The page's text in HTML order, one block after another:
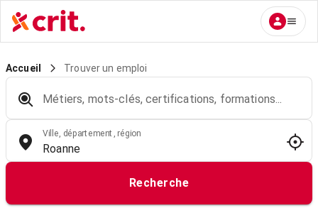
Accueil Trouver un emploi
Métiers, mots-clés, certifications, formations...
Ville, département, région
Recherche